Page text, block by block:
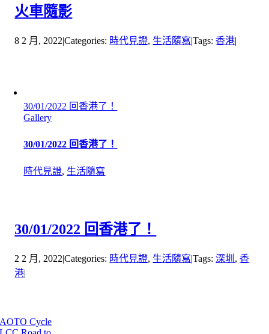
火車隨影
8 2 月, 2022|Categories: 時代見證, 生活隨寫|Tags:香港|
30/01/2022 回香港了！
Gallery
30/01/2022 回香港了！
時代見證, 生活隨寫
30/01/2022 回香港了！
2 2 月, 2022|Categories: 時代見證, 生活隨寫|Tags:深圳 ,香
港|
AOTO Cycle